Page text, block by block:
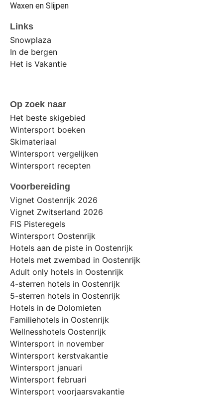
Waxen en Slijpen
Links
Snowplaza
In de bergen
Het is Vakantie
Op zoek naar
Het beste skigebied
Wintersport boeken
Skimateriaal
Wintersport vergelijken
Wintersport recepten
Voorbereiding
Vignet Oostenrijk 2026
Vignet Zwitserland 2026
FIS Pisteregels
Wintersport Oostenrijk
Hotels aan de piste in Oostenrijk
Hotels met zwembad in Oostenrijk
Adult only hotels in Oostenrijk
4-sterren hotels in Oostenrijk
5-sterren hotels in Oostenrijk
Hotels in de Dolomieten
Familiehotels in Oostenrijk
Wellnesshotels Oostenrijk
Wintersport in november
Wintersport kerstvakantie
Wintersport januari
Wintersport februari
Wintersport voorjaarsvakantie